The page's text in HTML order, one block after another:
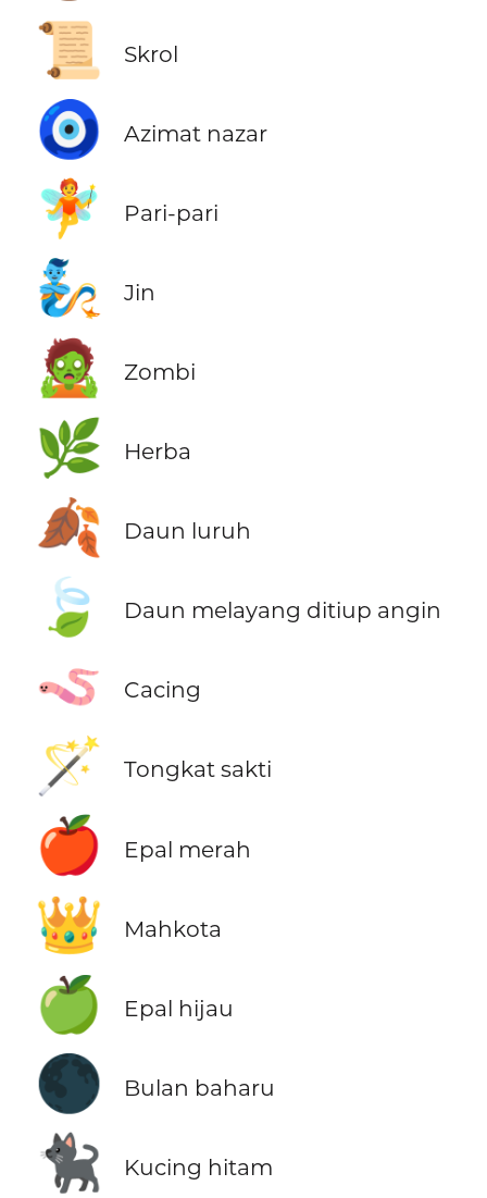
📜
Skrol
🧿 Azimat nazar
🧚 Pari-pari
🧞 Jin
🧟 Zombi
🌿 Herba
🍂 Daun luruh
🍃 Daun melayang ditiup angin
🪱 Cacing
🪄 Tongkat sakti
🍎 Epal merah
👑 Mahkota
🍏 Epal hijau
🌑 Bulan baharu
🐈‍⬛ Kucing hitam